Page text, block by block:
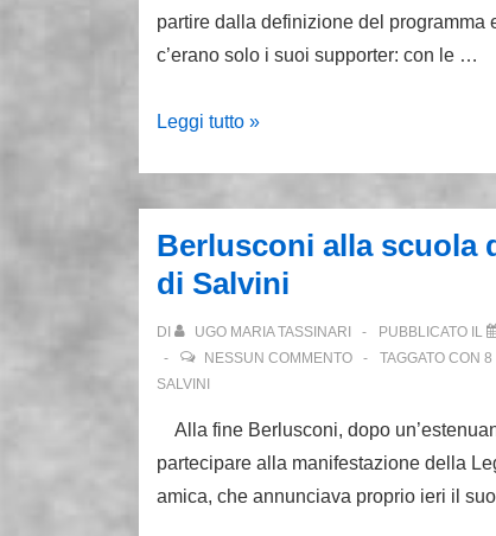
Italia
non
Tra
e
vendette
partire dalla definizione del
c’erano solo i suoi supporter: con le …
La
allo
strappo
ma
Salvini
punta
sull’unità
centrodestra
Leggi tutto »
Berlusconi alla scuola
di Salvini
DI UGO MARIA TASSINARI PUBBLICATO IL
NESSUN COMMENTO
TAGGATO CON 8
SALVINI
Alla fine Berlusconi, dopo
partecipare alla manifestazione della
amica, che annunciava proprio ieri il